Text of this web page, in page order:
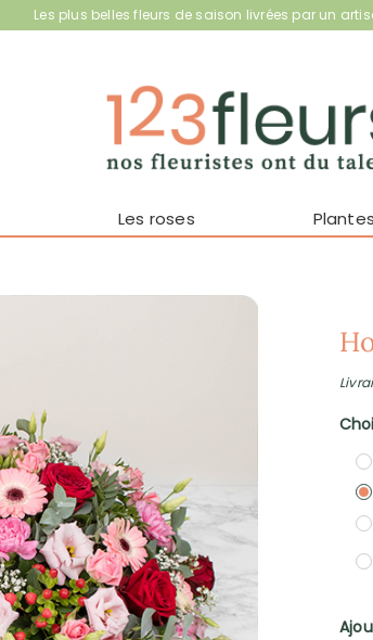
Les plus belles fleurs de saison livrées par un
Les roses